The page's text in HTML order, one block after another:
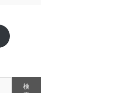
検